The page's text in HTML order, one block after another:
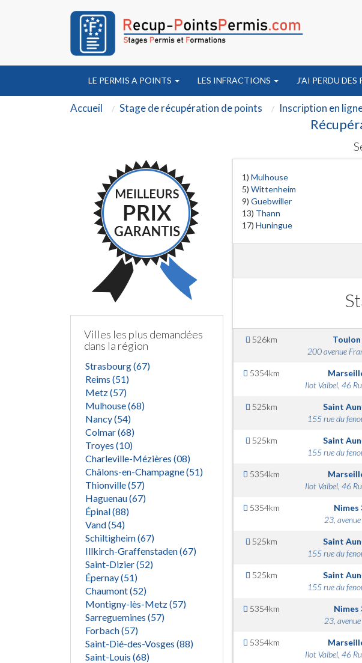
LE PERMIS A POINTS LES INFRACTIONS J'AI PERDU DES
Accueil Stage de récupération de points Inscription en
Villes les plus demandées
dans la région
Strasbourg (67)
Reims (51)
Metz (57)
Mulhouse (68)
Nancy (54)
Colmar (68)
Troyes (10)
Charleville-Mézières (08)
Châlons-en-Champagne (51)
Thionville (57)
Haguenau (67)
Épinal (88)
Vand (54)
Schiltigheim (67)
Illkirch-Graffenstaden (67)
Saint-Dizier (52)
Épernay (51)
Chaumont (52)
Montigny-lès-Metz (57)
Sarreguemines (57)
Forbach (57)
Saint-Dié-des-Vosges (88)
Saint-Louis (68)
1) Mulhouse
5) Wittenheim
9) Guebwiller
13) Thann
17) Huningue
526km Toulon
200 avenue
5354km
Ilot Valbel, 46
525km Saint
155 rue du
525km Saint
155 rue du
5354km
Ilot Valbel, 46
5354km Nimes
23, avenue
525km Saint
155 rue du
525km Saint
155 rue du
5354km Nimes
23, avenue
5354km
Ilot Valbel, 46